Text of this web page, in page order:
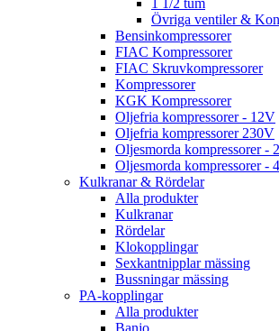
1 1/2 tum
Övriga ventiler &
Bensinkompressorer
FIAC Kompressorer
FIAC Skruvkompressorer
Kompressorer
KGK Kompressorer
Oljefria kompressorer - 12V
Oljefria kompressorer 230V
Oljesmorda kompressorer -
Oljesmorda kompressorer -
Kulkranar & Rördelar
Alla produkter
Kulkranar
Rördelar
Klokopplingar
Sexkantnipplar mässing
Bussningar mässing
PA-kopplingar
Alla produkter
Banjo